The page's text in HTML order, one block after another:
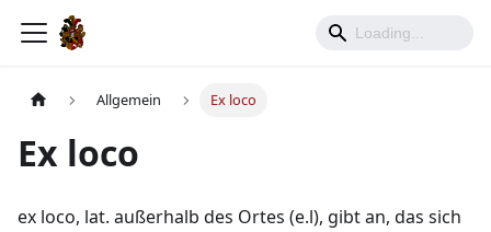
Allgemein Ex loco
Ex loco
ex loco, lat. außerhalb des Ortes (e.l), gibt an, das sich